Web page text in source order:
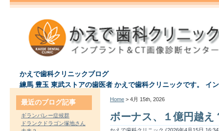
かえで歯科クリニックブログ
練馬 豊玉 東武ストアの歯医者 かえで歯科クリニックです。 イ
Home > 4月 15th, 2026
ボーナス、１億円越え
最近のブログ記事
ギランバレー症候群
ドランクドラゴン塚地さん